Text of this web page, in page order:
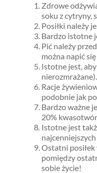
Zdrowe
soku z cytryny,
Posiłki należy
Bardzo istotne
Pić należy
można napić
Istotne jest,
Racje
podobnie jak
Bardzo ważne
20%
Istotne jest
Ostatni
pomiędzy
sobie życie!